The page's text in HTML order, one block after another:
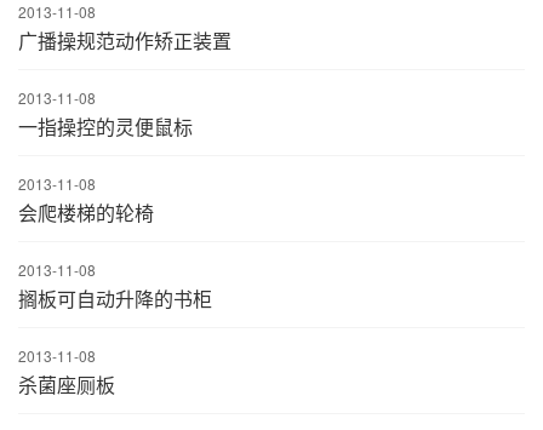
2013-11-08
广播操规范动作矫正装置
2013-11-08
一指操控的灵便鼠标
2013-11-08
会爬楼梯的轮椅
2013-11-08
搁板可自动升降的书柜
2013-11-08
杀菌座厕板